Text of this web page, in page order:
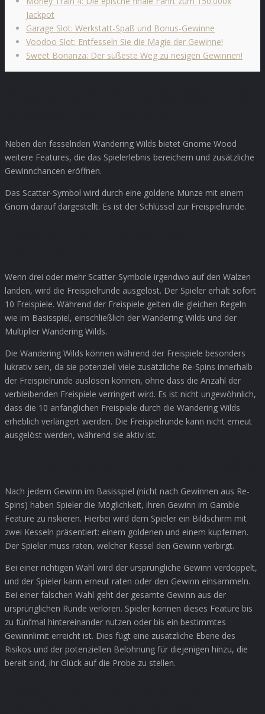
Jackpot
Garage Slot: Werkstatt-Spaß und Bonus-Gewinne
Voodoo Slot: Entfesseln Sie die Magie der Gewinne!
Sweet Bonanza: Der süßeste Weg zu riesigen Gewinnen!
Neben den fesselnden Wandering Wilds bietet Gnome Wood
weitere Features, die das Spielerlebnis bereichern und zusätzliche
Gewinnchancen eröffnen.
Das Scatter-Symbol wird durch eine goldene Münze mit einem
Gnom darauf dargestellt. Es ist der Schlüssel zur Freispielrunde.
Wenn drei oder mehr Scatter-Symbole irgendwo auf den Walzen
landen, wird die Freispielrunde ausgelöst. Der Spieler erhält sofort
10 Freispiele. Während der Freispiele gelten die gleichen Regeln
wie im Basisspiel, einschließlich der Wandering Wilds und der
Multiplier Wandering Wilds.
Die Wandering Wilds können während der Freispiele besonders
lukrativ sein, da sie potenziell viele zusätzliche Re-Spins innerhalb
der Freispielrunde auslösen können, ohne dass die Anzahl der
verbleibenden Freispiele verringert wird. Es ist nicht ungewöhnlich,
dass die 10 anfänglichen Freispiele durch die Wandering Wilds
erheblich verlängert werden. Die Freispielrunde kann nicht erneut
ausgelöst werden, während sie aktiv ist.
Nach jedem Gewinn im Basisspiel (nicht nach Gewinnen aus Re-
Spins) haben Spieler die Möglichkeit, ihren Gewinn im Gamble
Feature zu riskieren. Hierbei wird dem Spieler ein Bildschirm mit
zwei Kesseln präsentiert: einem goldenen und einem kupfernen.
Der Spieler muss raten, welcher Kessel den Gewinn verbirgt.
Bei einer richtigen Wahl wird der ursprüngliche Gewinn verdoppelt,
und der Spieler kann erneut raten oder den Gewinn einsammeln.
Bei einer falschen Wahl geht der gesamte Gewinn aus der
ursprünglichen Runde verloren. Spieler können dieses Feature bis
zu fünfmal hintereinander nutzen oder bis ein bestimmtes
Gewinnlimit erreicht ist. Dies fügt eine zusätzliche Ebene des
Risikos und der potenziellen Belohnung für diejenigen hinzu, die
bereit sind, ihr Glück auf die Probe zu stellen.